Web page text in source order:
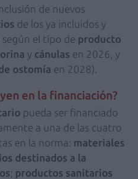
de nuevos
de los ya incluidos y
según el tipo de producto
y cánulas en 2026, y
ostomía en 2028).
en la financiación?
pueda ser financiado
a una de las cuatro
en la norma: materiales
destinados a la
; productos sanitarios